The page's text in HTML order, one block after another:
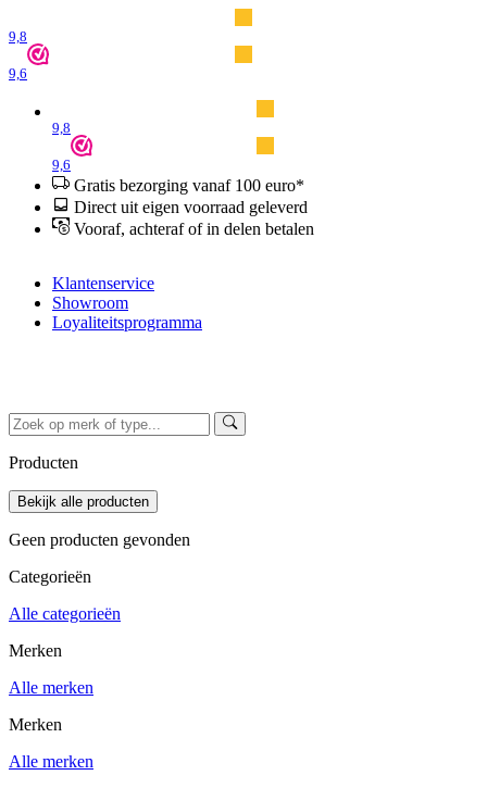
9,8
9,6
9,8
9,6
Gratis bezorging vanaf 100 euro*
Direct uit eigen voorraad geleverd
Vooraf, achteraf of in delen betalen
Klantenservice
Showroom
Loyaliteitsprogramma
Producten
Geen producten gevonden
Categorieën
Alle categorieën
Merken
Alle merken
Merken
Alle merken